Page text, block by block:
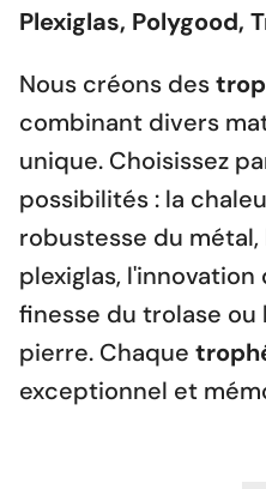
Plexiglas, Polygood,
Nous créons des
combinant divers
unique. Choisissez
possibilités : la
robustesse du
plexiglas, l'innovation
finesse du trolase
pierre. Chaque
exceptionnel et